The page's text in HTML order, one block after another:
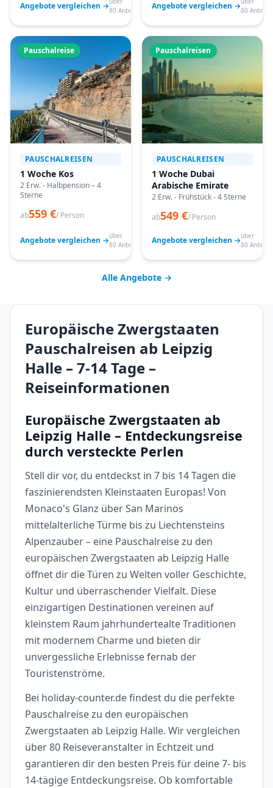
Angebote vergleichen →80 Anbieter
Angebote vergleichen →80
Pauschalreise
PAUSCHALREISEN
1 Woche Kos
2 Erw. - Halbpension – 4
Sterne
ab559 €/ Person
Angebote vergleichen →über
80 Anbieter
Pauschalreisen
PAUSCHALREISEN
1 Woche Dubai
Arabische Emirate
2 Erw. - Frühstück - 4 Sterne
ab549 €/ Person
Angebote vergleichen →über
80
Alle Angebote →
Europäische Zwergstaaten
Pauschalreisen ab Leipzig
Halle – 7-14 Tage –
Reiseinformationen
Europäische Zwergstaaten ab
Leipzig Halle – Entdeckungsreise
durch versteckte Perlen
Stell dir vor, du entdeckst in 7 bis 14 Tagen die
faszinierendsten Kleinstaaten Europas! Von
Monaco's Glanz über San Marinos
mittelalterliche Türme bis zu Liechtensteins
Alpenzauber – eine Pauschalreise zu den
europäischen Zwergstaaten ab Leipzig Halle
öffnet dir die Türen zu Welten voller Geschichte,
Kultur und überraschender Vielfalt. Diese
einzigartigen Destinationen vereinen auf
kleinstem Raum jahrhundertealte Traditionen
mit modernem Charme und bieten dir
unvergessliche Erlebnisse fernab der
Touristenströme.
Bei holiday-counter.de findest du die perfekte
Pauschalreise zu den europäischen
Zwergstaaten ab Leipzig Halle. Wir vergleichen
über 80 Reiseveranstalter in Echtzeit und
garantieren dir den besten Preis für deine 7- bis
14-tägige Entdeckungsreise. Ob komfortable